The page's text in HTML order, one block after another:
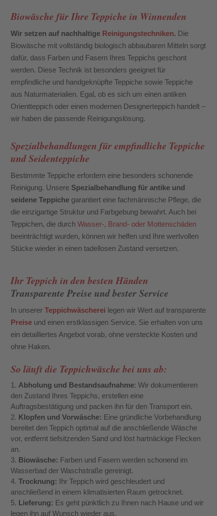
Biowäsche für Ihre Teppiche in Winnenden
Wir setzen auf nachhaltige Reinigungstechniken. Die
Biowäsche mit vollständig biologisch abbaubaren Mitteln sorgt
dafür, dass Farben und Fasern Ihres Teppichs geschont
werden. Diese Technik ist besonders geeignet für
empfindliche und handgeknüpfte Teppiche sowie Teppiche
aus Naturmaterialien. Egal, ob es sich um einen antiken
Orientteppich oder einen modernen Designerteppich handelt –
wir haben die passende Reinigungslösung.
Spezialbehandlungen für empfindliche Teppiche
und Seidenteppiche
Bestimmte Teppiche erfordern eine besonders schonende
Reinigung. Unsere Spezialbehandlung für antike und
seidene Teppiche garantiert eine fachmännische Pflege, die
die einzigartige Struktur und Farbgebung bewahrt. Auch bei
Teppichen, die durchWasser-, Brand- oder Mottenschäden
beeinträchtigt wurden, können wir helfen und Ihre wertvollen
Stücke wieder in einen tadellosen Zustand versetzen.
Ihr Teppich in den besten Händen
Transparente Preise und bester Service
In unsererTeppichwäscherei legen wir Wert auf transparente
Preise und einen erstklassigen Service. Sie erhalten von uns
ein detailliertes Angebot vorab, ohne versteckte Kosten und
ohne Haken.
So läuft die Teppichwäsche bei uns ab:
Abholung und Bestandsaufnahme: Wir dokumentieren
den Zustand Ihres Teppichs, erstellen eine
Auftragsbestätigung und packen ihn für den Transport ein.
Klopfen und Vorwäsche: Eine gründliche Vorbehandlung
bereitet den Teppich optimal auf die anschließende Wäsche
vor, entfernt tiefsitzenden Sand und löst hartnäckige Flecken
an.
Biowäsche: Farben und Fasern werden schonend im
Wasserbad der Waschstraße gereinigt.
Trocknung: Ihr Teppich wird geschleudert und
anschließend in einem klimatisierten Raum getrocknet.
Lieferung: Es geht pünktlich zu Ihnen nach Hause und wir
legen ihn auf Wunsch wieder aus.